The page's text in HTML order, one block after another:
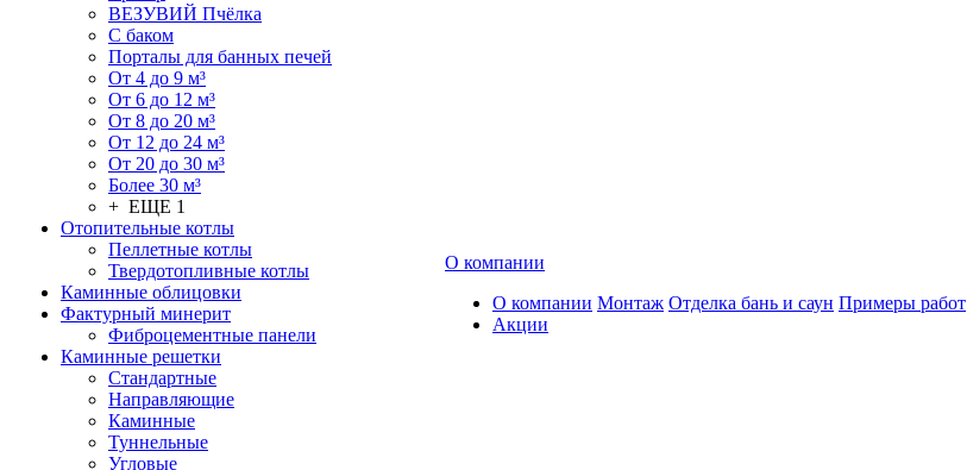
ВЕЗУВИЙ Пчёлка
С баком
Порталы для банных печей
От 4 до 9 м³
От 6 до 12 м³
От 8 до 20 м³
От 12 до 24 м³
От 20 до 30 м³
Более 30 м³
+ ЕЩЕ 1
Отопительные котлы
Пеллетные котлы
Твердотопливные котлы
Каминные облицовки
Фактурный минерит
Фиброцементные панели
Каминные решетки
Стандартные
Направляющие
Каминные
Туннельные
Угловые
О компании
О компании
Акции
Монтаж Отделка бань и саун Примеры работ